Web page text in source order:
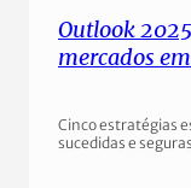
Outlook
mercados
Cinco estratégias
sucedidas e